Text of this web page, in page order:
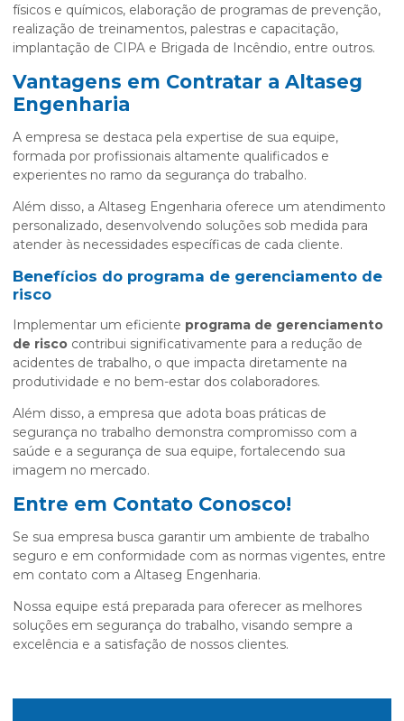
físicos e químicos, elaboração de programas de prevenção,
realização de treinamentos, palestras e capacitação,
implantação de CIPA e Brigada de Incêndio, entre outros.
Vantagens em Contratar a Altaseg
Engenharia
A empresa se destaca pela expertise de sua equipe,
formada por profissionais altamente qualificados e
experientes no ramo da segurança do trabalho.
Além disso, a Altaseg Engenharia oferece um atendimento
personalizado, desenvolvendo soluções sob medida para
atender às necessidades específicas de cada cliente.
Benefícios do programa de gerenciamento de
risco
Implementar um eficiente programa de gerenciamento
de risco contribui significativamente para a redução de
acidentes de trabalho, o que impacta diretamente na
produtividade e no bem-estar dos colaboradores.
Além disso, a empresa que adota boas práticas de
segurança no trabalho demonstra compromisso com a
saúde e a segurança de sua equipe, fortalecendo sua
imagem no mercado.
Entre em Contato Conosco!
Se sua empresa busca garantir um ambiente de trabalho
seguro e em conformidade com as normas vigentes, entre
em contato com a Altaseg Engenharia.
Nossa equipe está preparada para oferecer as melhores
soluções em segurança do trabalho, visando sempre a
excelência e a satisfação de nossos clientes.